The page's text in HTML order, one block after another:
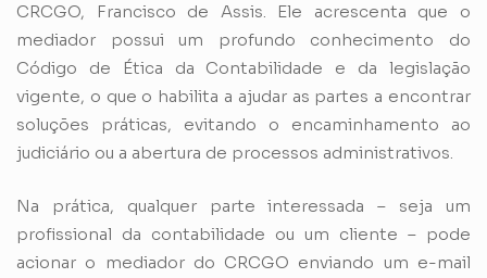
CRCGO, Francisco de Assis. Ele acrescenta que o
mediador possui um profundo conhecimento do
Código de Ética da Contabilidade e da legislação
vigente, o que o habilita a ajudar as partes a encontrar
soluções práticas, evitando o encaminhamento ao
judiciário ou a abertura de processos administrativos.
Na prática, qualquer parte interessada – seja um
profissional da contabilidade ou um cliente – pode
acionar o mediador do CRCGO enviando um e-mail